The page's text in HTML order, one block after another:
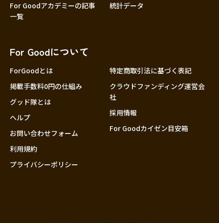
大分
For Goodアカデミーの記事
一覧
統計データ
For Goodについて
ForGoodとは
掲載手数料0円の仕組み
グッド隊とは
ヘルプ
お問い合わせフォーム
利用規約
プライバシーポリシー
特定商取引法に基づく表記
クラウドファンディング運営会
社
採用情報
For Goodカイゼン目安箱